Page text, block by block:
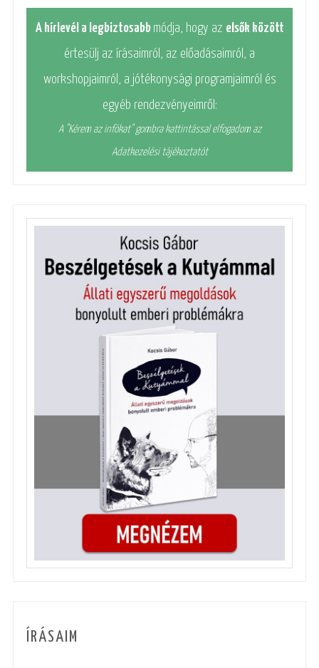
A hírlevél a legbiztosabb módja, hogy az elsők között
értesülj az írásaimról, az előadásaimról, a
workshopjaimról, a jótékonysági programjaimról és
egyéb rendezvényeimről:
A "Kérem az infókat" gombra kattintással elfogadom az
Adatkezelési tájékoztatót
ÍRÁSAIM